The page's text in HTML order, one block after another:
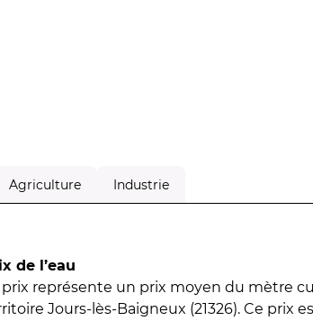
Agriculture Industrie
de l’eau
prix représente un prix moyen du mètre
Jours-lès-Baigneux (21326). Ce prix